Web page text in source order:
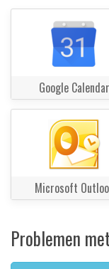
Google Calendar
Microsoft
Problemen